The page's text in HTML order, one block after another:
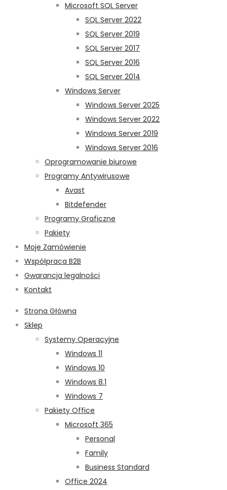
Microsoft SQL Server
SQL Server 2022
SQL Server 2019
SQL Server 2017
SQL Server 2016
SQL Server 2014
Windows Server
Windows Server 2025
Windows Server 2022
Windows Server 2019
Windows Server 2016
Oprogramowanie biurowe
Programy Antywirusowe
Avast
Bitdefender
Programy Graficzne
Pakiety
Moje Zamówienie
Współpraca B2B
Gwarancja legalności
Kontakt
Strona Główna
Sklep
Systemy Operacyjne
Windows 11
Windows 10
Windows 8.1
Windows 7
Pakiety Office
Microsoft 365
Personal
Family
Business Standard
Office 2024